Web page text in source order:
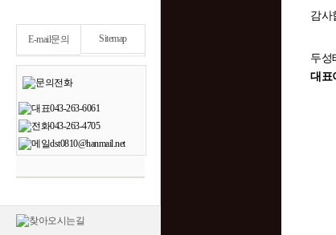
E-mail문의 Sitemap
감사
두성
대표